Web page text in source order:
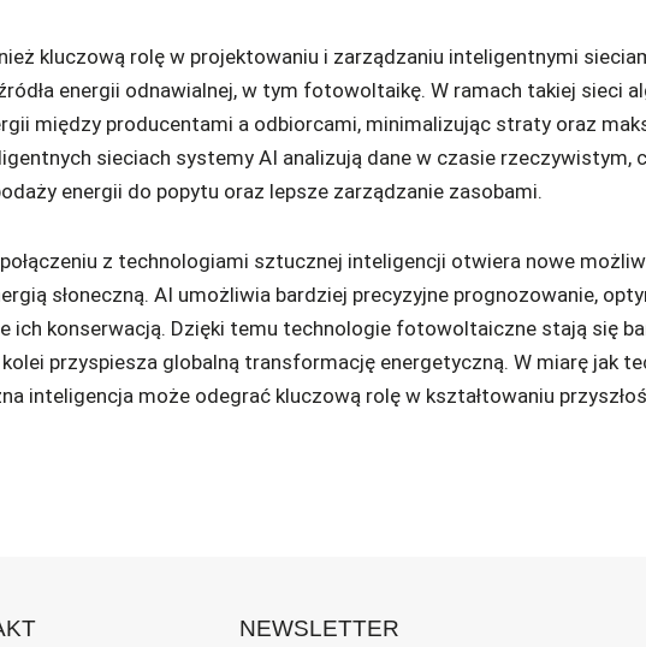
kluczową rolę w projektowaniu i zarządzaniu inteligentnymi
energii odnawialnej, w tym fotowoltaikę. W ramach takiej sieci
między producentami a odbiorcami, minimalizując straty oraz
sieciach systemy AI analizują dane w czasie rzeczywistym,
energii do popytu oraz lepsze zarządzanie zasobami.
z technologiami sztucznej inteligencji otwiera nowe
słoneczną. AI umożliwia bardziej precyzyjne prognozowanie,
ich konserwacją. Dzięki temu technologie fotowoltaiczne stają się
kolei przyspiesza globalną transformację energetyczną. W miarę jak
inteligencja może odegrać kluczową rolę w kształtowaniu
NEWSLETTER